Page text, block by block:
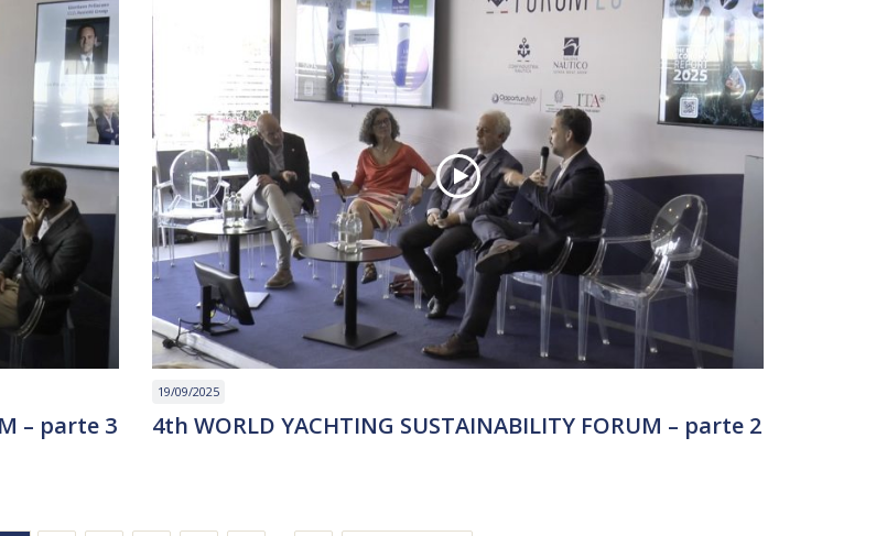
– parte 3
19/09/2025
4th WORLD YACHTING SUSTAINABILITY FORUM – parte 2